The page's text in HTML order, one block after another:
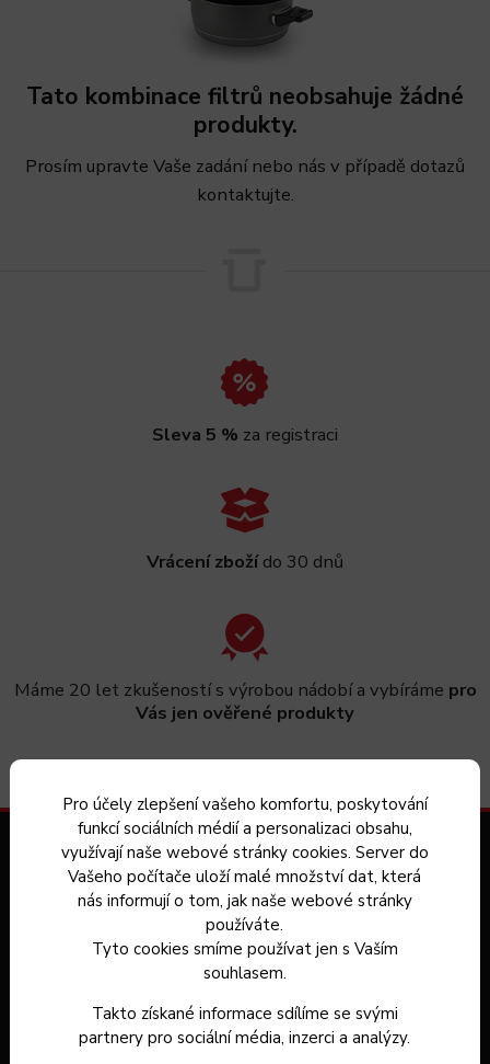
Pro účely zlepšení vašeho komfortu, poskytování
funkcí sociálních médií a personalizaci obsahu,
využívají naše webové stránky cookies. Server do
Vašeho počítače uloží malé množství dat, která
nás informují o tom, jak naše webové stránky
používáte.
Tyto cookies smíme používat jen s Vaším
souhlasem.
Takto získané informace sdílíme se svými
partnery pro sociální média, inzerci a analýzy.
Tato kombinace filtrů neobsahuje žádné
produkty.
Prosím upravte Vaše zadání nebo nás v případě dotazů
kontaktujte.
Sleva 5 % za registraci
Vrácení zbožído 30 dnů
Máme 20 let zkušeností s výrobou nádobí a vybíráme pro
Vás jen ověřené produkty
Zákaznický servis
Kontakt
Dárkové poukazy
Doprava a platba